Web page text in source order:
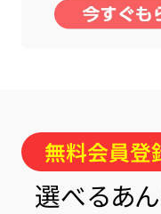
無料会員登
選べるあ